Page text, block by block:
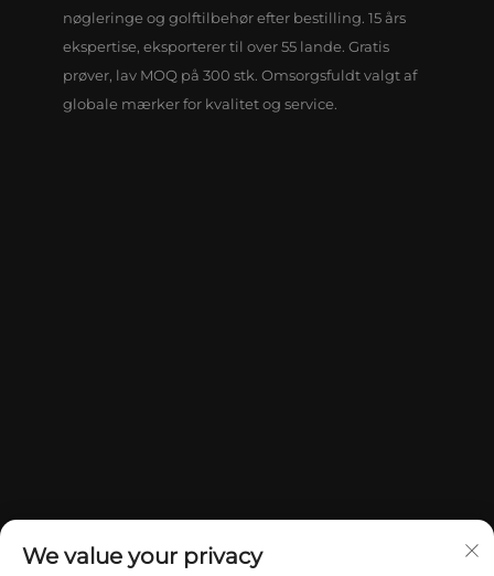
nøgleringe og golftilbehør efter bestilling. 15 års
ekspertise, eksporterer til over 55 lande. Gratis
prøver, lav MOQ på 300 stk. Omsorgsfuldt valgt af
globale mærker for kvalitet og service.
We value your privacy